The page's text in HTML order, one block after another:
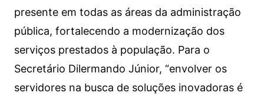
presente em todas as áreas da administração
pública, fortalecendo a modernização dos
serviços prestados à população. Para o
Secretário Dilermando Júnior, “envolver os
servidores na busca de soluções inovadoras é